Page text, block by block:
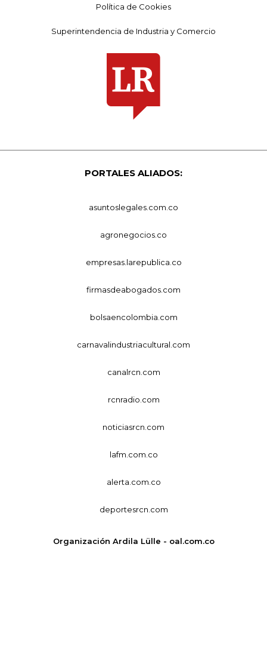
Política de Cookies
Superintendencia de Industria y Comercio
PORTALES ALIADOS:
asuntoslegales.com.co
agronegocios.co
empresas.larepublica.co
firmasdeabogados.com
bolsaencolombia.com
carnavalindustriacultural.com
canalrcn.com
rcnradio.com
noticiasrcn.com
lafm.com.co
alerta.com.co
deportesrcn.com
Organización Ardila Lülle - oal.com.co